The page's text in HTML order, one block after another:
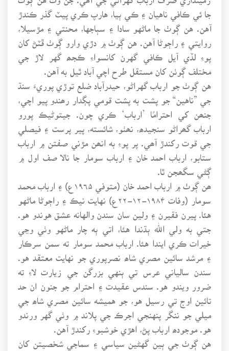
جا ئي ڪافي ناهيان ۽ ڪي ٻيا، هارپ ڪري پيٽ گذر ڪندڙ
آهن. هن ڳوٺ جا ماڻهو سادا ۽ سٻاجها، محنتي ۽ مڙسيلا،
روايتي ۽ راڄوڻا آهن. هن ڳوٺ ۾ دڙي وارو ڳوٺ ڦٽڻ کان
پوءِ لڏي آيل ڪافي گهرن کانسواءِ ڪجھ گهر لاڙ جي
مختلف ڳوٺن کان مستقل طرح اچي آباد ٿيل به آهن.
هن ڳوٺ جو ارباب گهراڻو، حيدرآباد ضلع توڙي پوريءَ سنڌ
جي ”ناهين“ جو پشت به پشت قومي پڳدار رھندو پيو اچي،
جنھن کي احترامًا ’ارباب‘ ڪري چون. جيتوڻيڪ پورو
ارباب گھراڻو سنجيدھ، نھٺو، شائسته، پير پرست ۽ فيصلي
جي قوت رکندڙ آھي. پر پوءِ به انھن مڙني صفتن ۾ ارباب
ستابو، ارباب احمد خان ۽ ارباب سومار جا نالا صف اول ۾
ڳڻي سگھجن ٿا.
ھن ڳوٺ ۾ ارباب احمد خان (متوفي ۱۹٦۵ع) ۽ ارباب محمد
سومار (وفات ۱۹۸۴-۱۲-۲۲ع) نهايت نيڪ ۽ راڄوڻا ماڻهو
هئا. پيرن فقيرن ۽ ولين سان سندن والهانه عشق هوندو هو.
جتي به ولي الله ٻڌندا هئا، اتي ٻه چار ماڻهو وٺي وڃي
خيرات ڪري ايندا هئا. ارباب محمد سومار ته سمن سرڪار
۽ مرشد سائين مصري شاھ نصرپوري جو نهايت معتقد هو.
سندن سالياني عرس تي ٻنهي بزرگن جي زيارت لاءِ ته
ضرور ويندو هو. سندس عقيدت ۽ احترام جو جنون ان حد
تائين اوج تي رسيل هو، جو هميشه سائين مصري شاھ جي
ميلي جو ننگر پنهنجي اجرڪ جي پلاند ۾ وٺي گهر ورندو
هو. موجودھ ارباب پڻ، اهڙي خوشبوءِ رکندڙ آهن.
هن ڳوٺ جي ٻين گهڻين سياسي ۽ سماجي شخصيتن کان